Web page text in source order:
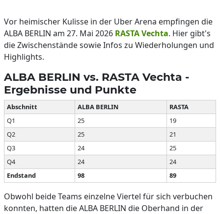
Vor heimischer Kulisse in der Uber Arena empfingen die
ALBA BERLIN am 27. Mai 2026 RASTA Vechta. Hier gibt's
die Zwischenstände sowie Infos zu Wiederholungen und
Highlights.
ALBA BERLIN vs. RASTA Vechta -
Ergebnisse und Punkte
Abschnitt ALBA BERLIN
RASTA
Q1
25
19
Q2
25
21
Q3
24
25
Q4
24
24
Endstand
98 89
Obwohl beide Teams einzelne Viertel für sich verbuchen
konnten, hatten die ALBA BERLIN die Oberhand in der